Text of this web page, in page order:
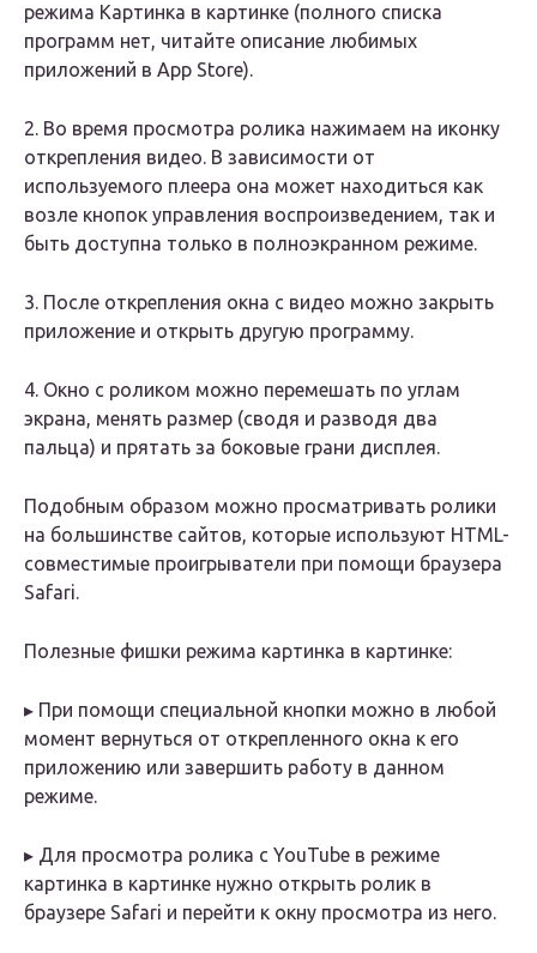
режима Картинка в картинке (полного списка
программ нет, читайте описание любимых
приложений в App Store).
2. Во время просмотра ролика нажимаем на иконку
открепления видео. В зависимости от
используемого плеера она может находиться как
возле кнопок управления воспроизведением, так и
быть доступна только в полноэкранном режиме.
3. После открепления окна с видео можно закрыть
приложение и открыть другую программу.
4. Окно с роликом можно перемешать по углам
экрана, менять размер (сводя и разводя два
пальца) и прятать за боковые грани дисплея.
Подобным образом можно просматривать ролики
на большинстве сайтов, которые используют HTML-
совместимые проигрыватели при помощи браузера
Safari.
Полезные фишки режима картинка в картинке:
▸ При помощи специальной кнопки можно в любой
момент вернуться от открепленного окна к его
приложению или завершить работу в данном
режиме.
▸ Для просмотра ролика с YouTube в режиме
картинка в картинке нужно открыть ролик в
браузере Safari и перейти к окну просмотра из него.